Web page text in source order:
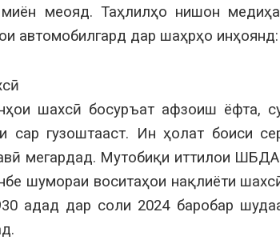
меояд. Таҳлилҳо нишон
автомобилгард дар шаҳрҳо инҳоянд:
шахсӣ босуръат афзоиш ёфта,
сар гузоштааст. Ин ҳолат боиси
мегардад. Мутобиқи иттилои
шумораи воситаҳои нақлиёти
адад дар соли 2024 баробар